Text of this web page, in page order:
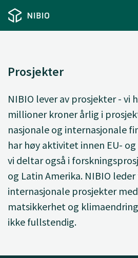
Prosjekter
NIBIO lever av prosjekter - vi
millioner kroner årlig i
nasjonale og internasjonale
har høy aktivitet innen EU-
vi deltar også i
og Latin Amerika. NIBIO
internasjonale prosjekter
matsikkerhet og
ikke fullstendig.